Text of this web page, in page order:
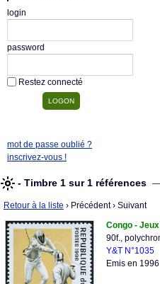
login
password
Restez connecté
mot de passe oublié ?
inscrivez-vous !
- Timbre 1 sur 1 références
Retour à la liste › Précédent› Suivant
Congo -
90f.,
Y&T N°1035
Emis en 1996